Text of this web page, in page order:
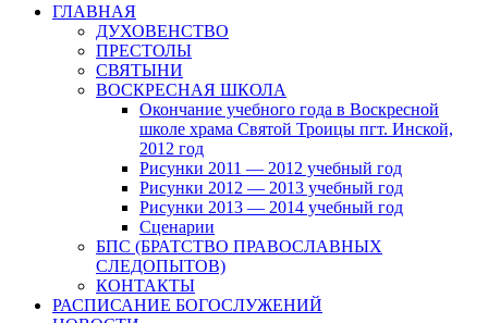
ГЛАВНАЯ
ДУХОВЕНСТВО
ПРЕСТОЛЫ
СВЯТЫНИ
ВОСКРЕСНАЯ ШКОЛА
Окончание учебного года в Воскресной
школе храма Святой Троицы пгт. Инской,
2012 год
Рисунки 2011 — 2012 учебный год
Рисунки 2012 — 2013 учебный год
Рисунки 2013 — 2014 учебный год
Сценарии
БПС (БРАТСТВО ПРАВОСЛАВНЫХ
СЛЕДОПЫТОВ)
КОНТАКТЫ
РАСПИСАНИЕ БОГОСЛУЖЕНИЙ